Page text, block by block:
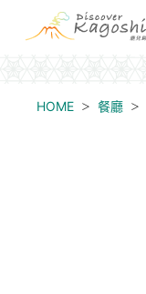
HOME 餐廳